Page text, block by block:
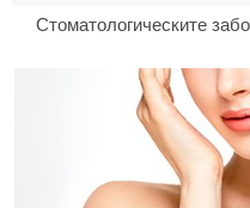
Стоматологическите